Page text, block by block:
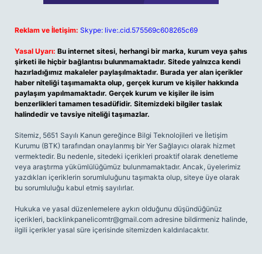
Reklam ve İletişim: Skype: live:.cid.575569c608265c69
Yasal Uyarı: Bu internet sitesi, herhangi bir marka, kurum veya şahıs
şirketi ile hiçbir bağlantısı bulunmamaktadır. Sitede yalnızca kendi
hazırladığımız makaleler paylaşılmaktadır. Burada yer alan içerikler
haber niteliği taşımamakta olup, gerçek kurum ve kişiler hakkında
paylaşım yapılmamaktadır. Gerçek kurum ve kişiler ile isim
benzerlikleri tamamen tesadüfidir. Sitemizdeki bilgiler taslak
halindedir ve tavsiye niteliği taşımazlar.
Sitemiz, 5651 Sayılı Kanun gereğince Bilgi Teknolojileri ve İletişim
Kurumu (BTK) tarafından onaylanmış bir Yer Sağlayıcı olarak hizmet
vermektedir. Bu nedenle, sitedeki içerikleri proaktif olarak denetleme
veya araştırma yükümlülüğümüz bulunmamaktadır. Ancak, üyelerimiz
yazdıkları içeriklerin sorumluluğunu taşımakta olup, siteye üye olarak
bu sorumluluğu kabul etmiş sayılırlar.
Hukuka ve yasal düzenlemelere aykırı olduğunu düşündüğünüz
içerikleri, backlinkpanelicomtr@gmail.com adresine bildirmeniz halinde,
ilgili içerikler yasal süre içerisinde sitemizden kaldırılacaktır.